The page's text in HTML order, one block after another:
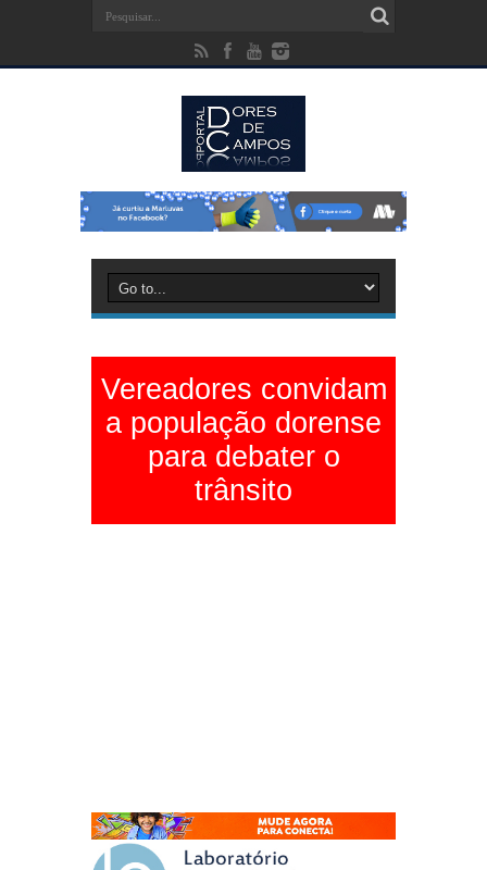
Vereadores convidam
a população dorense
para debater o
trânsito